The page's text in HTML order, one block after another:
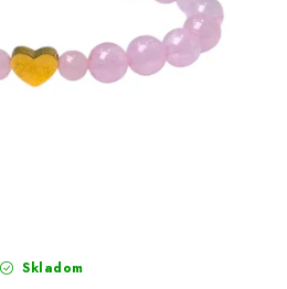
Skladom